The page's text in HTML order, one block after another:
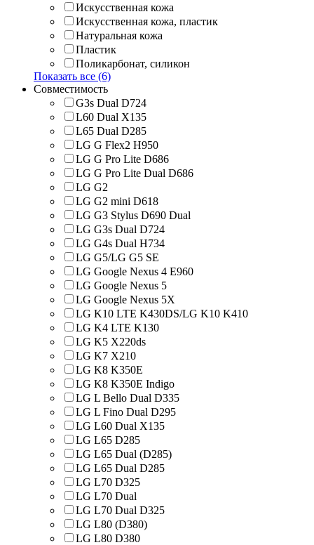
Искусственная кожа
Искусственная кожа, пластик
Натуральная кожа
Пластик
Поликарбонат, силикон
Показать все (6)
Совместимость
G3s Dual D724
L60 Dual X135
L65 Dual D285
LG G Flex2 H950
LG G Pro Lite D686
LG G Pro Lite Dual D686
LG G2
LG G2 mini D618
LG G3 Stylus D690 Dual
LG G3s Dual D724
LG G4s Dual H734
LG G5/LG G5 SE
LG Google Nexus 4 E960
LG Google Nexus 5
LG Google Nexus 5X
LG K10 LTE K430DS/LG K10 K410
LG K4 LTE K130
LG K5 X220ds
LG K7 X210
LG K8 K350E
LG K8 K350E Indigo
LG L Bello Dual D335
LG L Fino Dual D295
LG L60 Dual X135
LG L65 D285
LG L65 Dual (D285)
LG L65 Dual D285
LG L70 D325
LG L70 Dual
LG L70 Dual D325
LG L80 (D380)
LG L80 D380